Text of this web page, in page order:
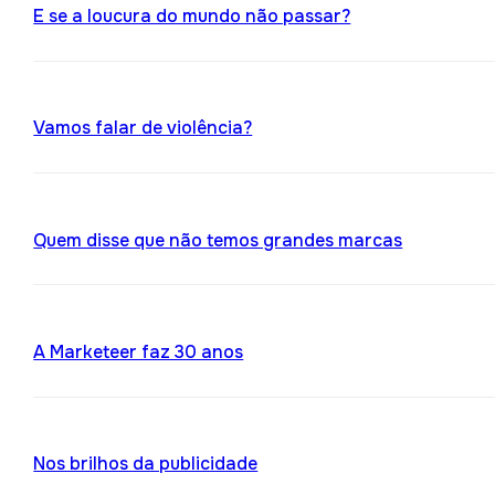
E se a loucura do mundo não passar?
Vamos falar de violência?
Quem disse que não temos grandes marcas
A Marketeer faz 30 anos
Nos brilhos da publicidade